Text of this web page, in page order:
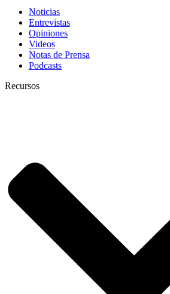
Noticias
Entrevistas
Opiniones
Videos
Notas de Prensa
Podcasts
Recursos